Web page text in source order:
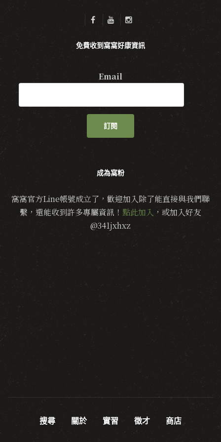
免費收到窩窩好康資訊
Email
訂閱
成為窩粉
窩窩官方Line帳號成立了，歡迎加入除了能直接與我們聯
繫，還能收到許多專屬資訊！ 點此加入 ，或加入好友
@341jxhxz
搜尋 關於 實習 徵才 商店